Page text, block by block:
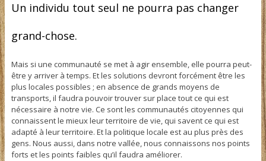
Un individu tout seul ne pourra pas changer
grand-chose.
Mais si une communauté se met à agir ensemble, elle pourra peut-
être y arriver à temps. Et les solutions devront forcément être les
plus locales possibles ; en absence de grands moyens de
transports, il faudra pouvoir trouver sur place tout ce qui est
nécessaire à notre vie. Ce sont les communautés citoyennes qui
connaissent le mieux leur territoire de vie, qui savent ce qui est
adapté à leur territoire. Et la politique locale est au plus près des
gens. Nous aussi, dans notre vallée, nous connaissons nos points
forts et les points faibles qu’il faudra améliorer.